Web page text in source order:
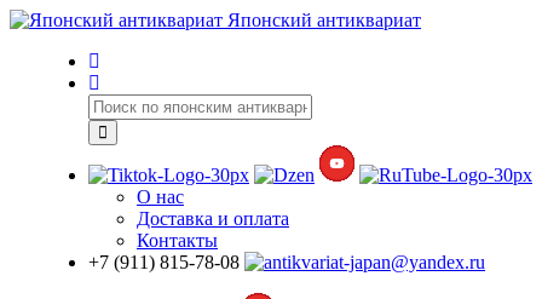
Японский антиквариат
О нас
Доставка и оплата
Контакты
+7 (911) 815-78-08